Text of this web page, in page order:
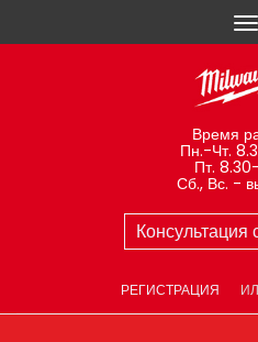
Время
Пн.-Чт.
Пт.
Сб., Вс. -
Консультация
РЕГИСТРАЦИЯ